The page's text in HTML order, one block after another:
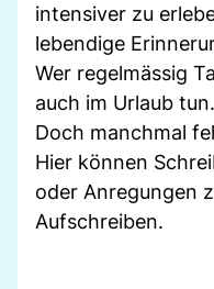
intensiver zu
lebendige
Wer regelmässig
auch im Urlaub tun.
Doch manchmal
Hier können
oder Anregungen
Aufschreiben.